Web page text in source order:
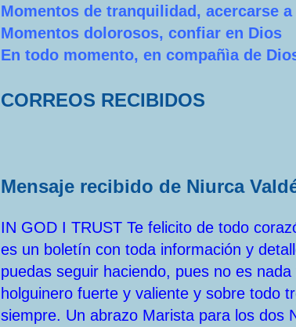
Momentos de tranquilidad, acercarse a
Momentos dolorosos, confiar en Dios
En todo momento, en compañìa de
CORREOS RECIBIDOS
Mensaje recibido de Niurca
IN GOD I TRUST Te felicito de todo
es un boletín con toda información y
puedas seguir haciendo, pues no es
holguinero fuerte y valiente y sobre todo
siempre. Un abrazo Marista para los dos